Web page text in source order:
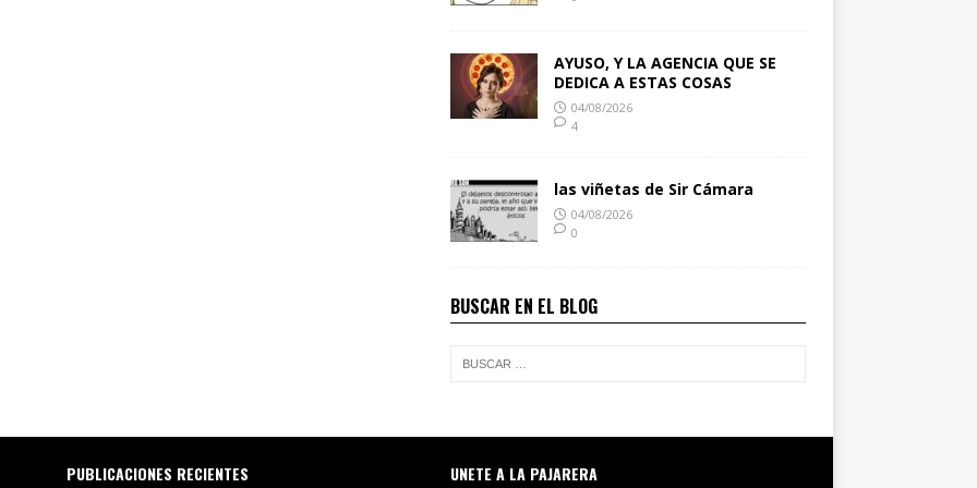
AYUSO, Y LA AGENCIA QUE SE
DEDICA A ESTAS COSAS
04/08/2026
4
las viñetas de Sir Cámara
04/08/2026
0
BUSCAR EN EL BLOG
PUBLICACIONES RECIENTES UNETE A LA PAJARERA